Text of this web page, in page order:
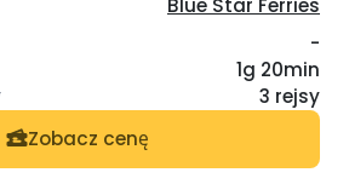
Blue Star Ferries
-
1g 20min
3 rejsy
Zobacz cenę